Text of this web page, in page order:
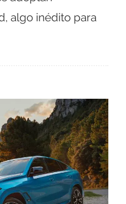
algo inédito para